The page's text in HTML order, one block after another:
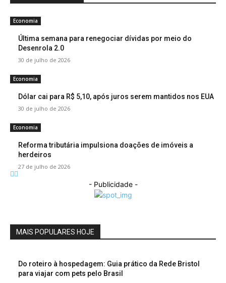
Economia
Última semana para renegociar dívidas por meio do
Desenrola 2.0
30 de julho de 2026
Economia
Dólar cai para R$ 5,10, após juros serem mantidos nos EUA
30 de julho de 2026
Economia
Reforma tributária impulsiona doações de imóveis a
herdeiros
27 de julho de 2026
- Publicidade -
MAIS POPULARES HOJE
Do roteiro à hospedagem: Guia prático da Rede Bristol
para viajar com pets pelo Brasil